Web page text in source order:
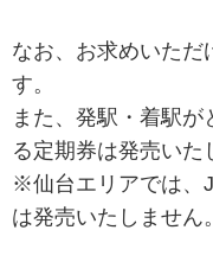
なお、お求めいただ
す。
また、発駅・着駅
る定期券は発売いた
※仙台エリアでは、
は発売いたしません。